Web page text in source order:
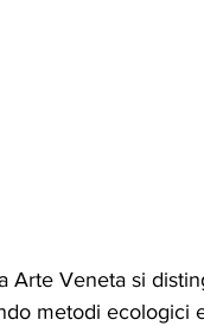
Arte Veneta si
metodi ecologici